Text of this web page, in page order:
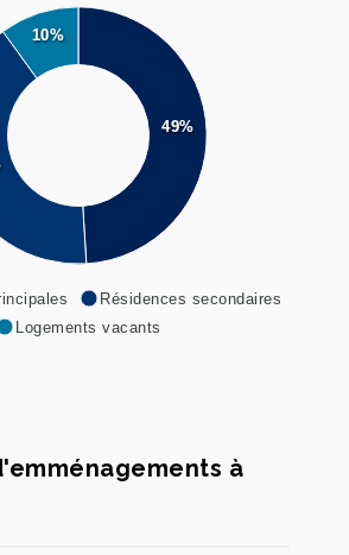
49%
10%
Résidences secondaires
Logements vacants
à